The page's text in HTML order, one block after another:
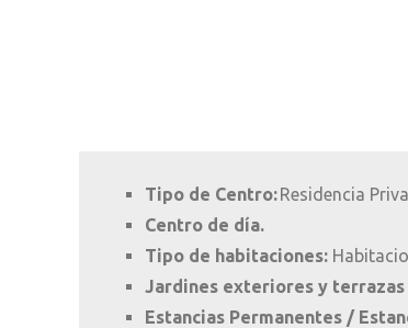
Tipo de Centro:Residencia
Centro de día.
Tipo de habitaciones:
Jardines exteriores y terrazas
Estancias Permanentes /